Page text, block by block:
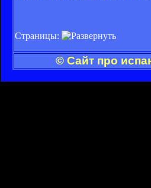
Страницы:
© Сайт про